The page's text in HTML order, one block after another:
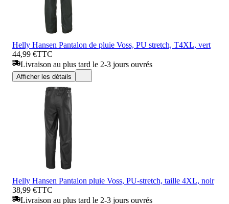
Helly Hansen Pantalon de pluie Voss, PU stretch, T4XL, vert
44,99 €TTC
Livraison au plus tard le 2-3 jours ouvrés
Afficher les détails
Helly Hansen Pantalon pluie Voss, PU-stretch, taille 4XL, noir
38,99 €TTC
Livraison au plus tard le 2-3 jours ouvrés